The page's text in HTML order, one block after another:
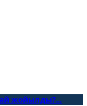
жойылды?...